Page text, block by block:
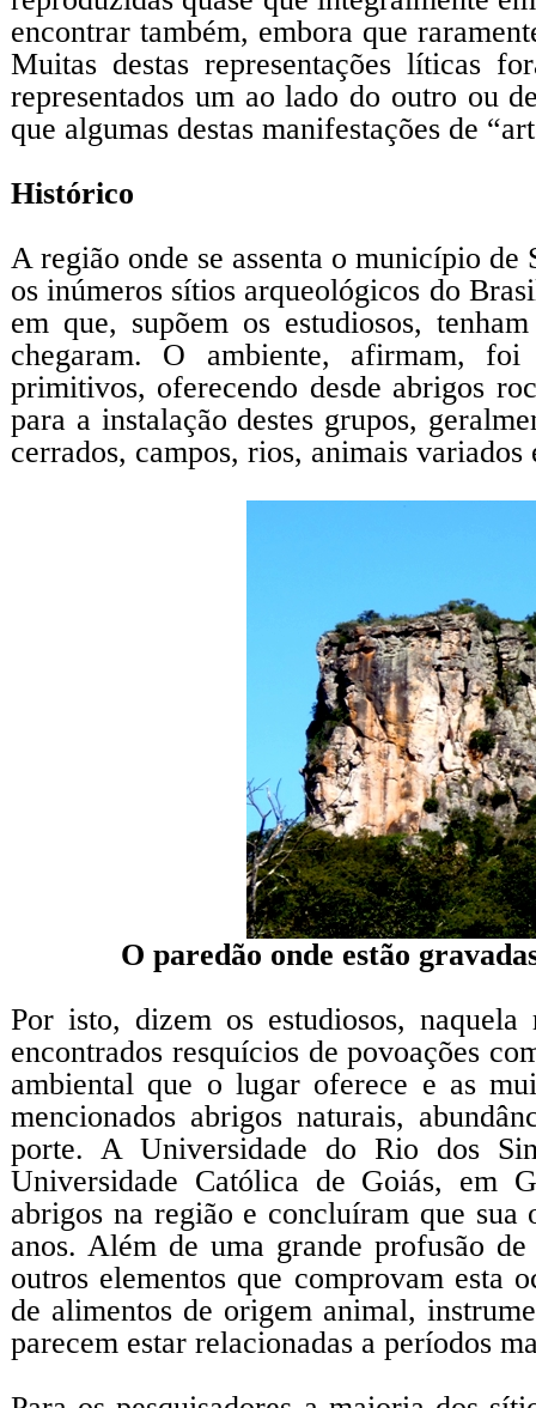
encontrar também, embora que
Muitas destas representações líticas
representados um ao lado do outro ou
que algumas destas manifestações de
Histórico
A região onde se assenta o município
os inúmeros sítios arqueológicos do
em que, supõem os estudiosos,
chegaram. O ambiente, afirmam, foi
primitivos, oferecendo desde abrigos
para a instalação destes grupos,
cerrados, campos, rios, animais
O paredão onde estão
Por isto, dizem os estudiosos,
encontrados resquícios de povoações
ambiental que o lugar oferece e as
mencionados abrigos naturais,
porte. A Universidade do Rio dos
Universidade Católica de Goiás, em
abrigos na região e concluíram que sua
anos. Além de uma grande profusão
outros elementos que comprovam esta
de alimentos de origem animal,
parecem estar relacionadas a períodos